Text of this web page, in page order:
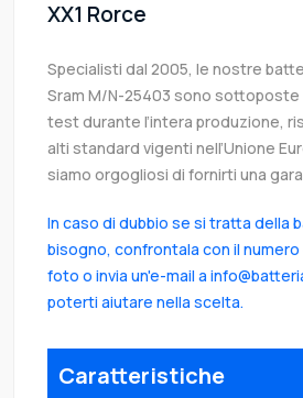
XX1 Rorce
Specialisti dal 2005, le nostre
Sram M/N-25403 sono sottoposte
test durante l’intera produzione,
alti standard vigenti nell’Unione
siamo orgogliosi di fornirti una
In caso di dubbio se si tratta della
bisogno, confrontala con il
foto o invia un'e-mail a
poterti aiutare nella scelta.
Caratteristiche